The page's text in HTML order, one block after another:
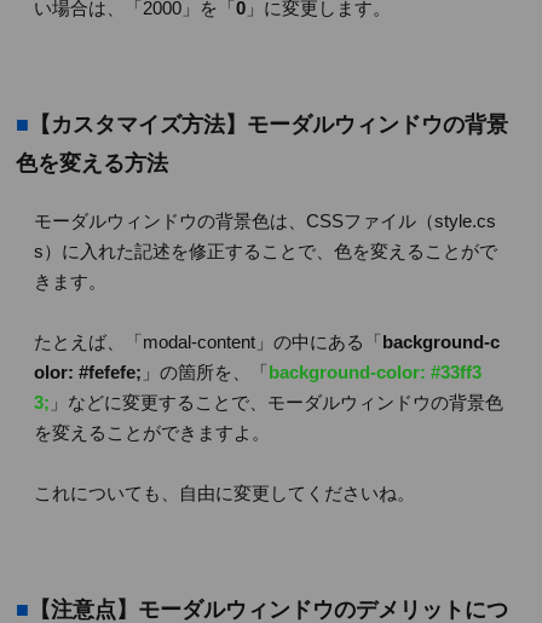
い場合は、「2000」を「0 」に変更します。
■ 【カスタマイズ方法】モーダルウィンドウの背景
色を変える方法
モーダルウィンドウの背景色は、CSSファイル（style.cs
s）に入れた記述を修正することで、色を変えることがで
きます。
たとえば、「modal-content」の中にある「background-c
olor: #fefefe; 」の箇所を、「background-color: #33ff3
3; 」などに変更することで、モーダルウィンドウの背景色
を変えることができますよ。
これについても、自由に変更してくださいね。
■ 【注意点】モーダルウィンドウのデメリットにつ